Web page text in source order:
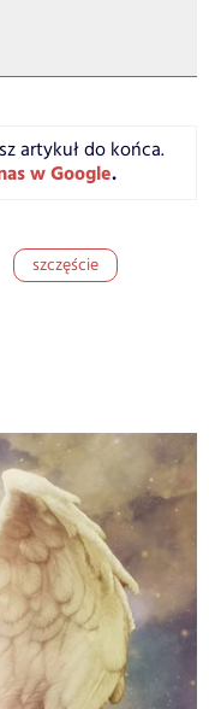
artykuł do końca.
w Google.
szczęście